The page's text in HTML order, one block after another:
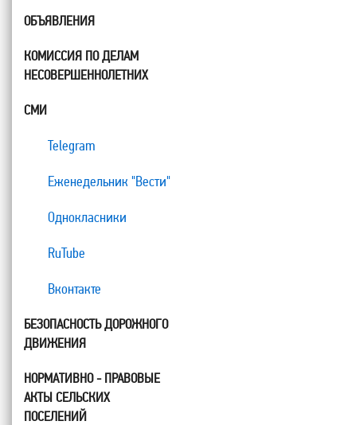
ОБЪЯВЛЕНИЯ
КОМИССИЯ ПО ДЕЛАМ
НЕСОВЕРШЕННОЛЕТНИХ
СМИ
Telegram
Еженедельник "Вести"
Однокласники
RuTube
Вконтакте
БЕЗОПАСНОСТЬ ДОРОЖНОГО
ДВИЖЕНИЯ
НОРМАТИВНО - ПРАВОВЫЕ
АКТЫ СЕЛЬСКИХ
ПОСЕЛЕНИЙ